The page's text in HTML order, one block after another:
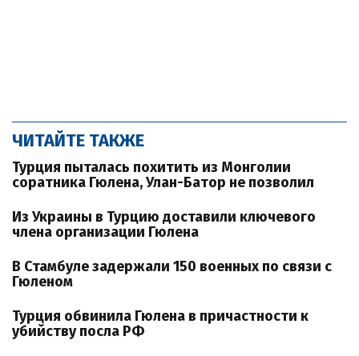
ЧИТАЙТЕ ТАКЖЕ
Турция пыталась похитить из Монголии
соратника Гюлена, Улан-Батор не позволил
Из Украины в Турцию доставили ключевого
члена организации Гюлена
В Стамбуле задержали 150 военных по связи с
Гюленом
Турция обвинила Гюлена в причастности к
убийству посла РФ